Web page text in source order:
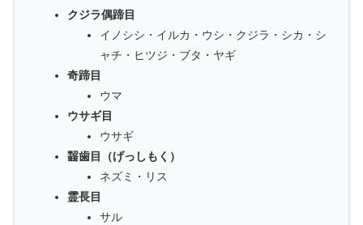
クジラ偶蹄目
イノシシ・イルカ・ウシ・クジラ・シカ・シ
ャチ・ヒツジ・ブタ・ヤギ
奇蹄目
ウマ
ウサギ目
ウサギ
齧歯目（げっしもく）
ネズミ・リス
霊長目
サル